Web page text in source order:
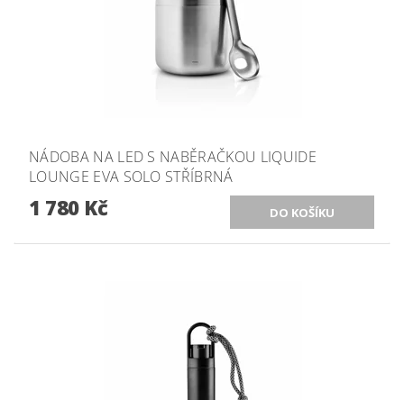
NÁDOBA NA LED S NABĚRAČKOU LIQUIDE
LOUNGE EVA SOLO STŘÍBRNÁ
1 780 Kč